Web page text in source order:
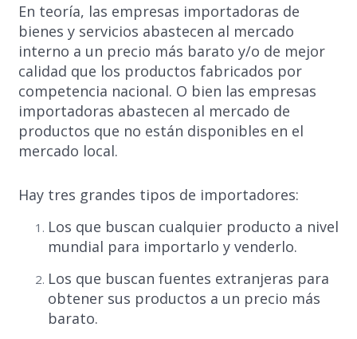
En teoría, las empresas importadoras de
bienes y servicios abastecen al mercado
interno a un precio más barato y/o de mejor
calidad que los productos fabricados por
competencia nacional. O bien las empresas
importadoras abastecen al mercado de
productos que no están disponibles en el
mercado local.
Hay tres grandes tipos de importadores:
Los que buscan cualquier producto a nivel
mundial para importarlo y venderlo.
Los que buscan fuentes extranjeras para
obtener sus productos a un precio más
barato.